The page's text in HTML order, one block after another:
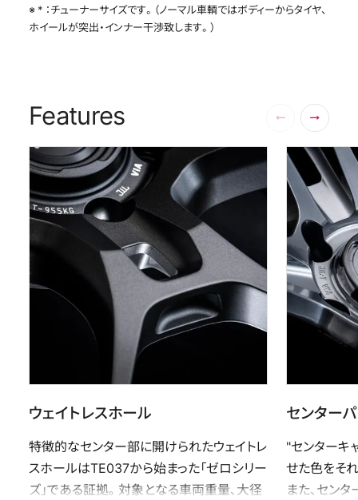
※ * ：チューナーサイズです。（ノーマル車輌ではボディーからタイヤ、
ホイールが突出・インナー干渉致します。）
Features
ウェイトレスホール
特徴的なセンター部に開けられたウェイトレ
スホールはTE037から始まった「ゼロシリー
ズ」である証拠。対象となる車両重量、大径
センター
"センターキ
せた色をそ
また、セン